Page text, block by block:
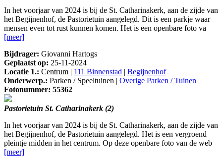
In het voorjaar van 2024 is bij de St. Catharinakerk, aan de zijde van
het Begijnenhof, de Pastorietuin aangelegd. Dit is een parkje waar
mensen even tot rust kunnen komen. Het is een openbare foto va
[meer]
Bijdrager: Giovanni Hartogs
Geplaatst op: 25-11-2024
Locatie 1.: Centrum | 111 Binnenstad | Begijnenhof
Onderwerp.: Parken / Speeltuinen | Overige Parken / Tuinen
Fotonummer: 55362
Pastorietuin St. Catharinakerk (2)
In het voorjaar van 2024 is bij de St. Catharinakerk, aan de zijde van
het Begijnenhof, de Pastorietuin aangelegd. Het is een vergroend
pleintje midden in het centrum. Op deze openbare foto van de web
[meer]